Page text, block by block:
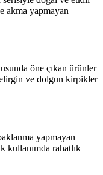
akma yapmayan
öne çıkan ürünler
ve dolgun kirpikler
yapmayan
rahatlık